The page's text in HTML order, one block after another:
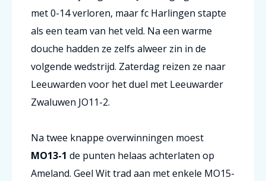
met 0-14 verloren, maar fc Harlingen stapte
als een team van het veld. Na een warme
douche hadden ze zelfs alweer zin in de
volgende wedstrijd. Zaterdag reizen ze naar
Leeuwarden voor het duel met Leeuwarder
Zwaluwen JO11-2.
Na twee knappe overwinningen moest
MO13-1 de punten helaas achterlaten op
Ameland. Geel Wit trad aan met enkele MO15-